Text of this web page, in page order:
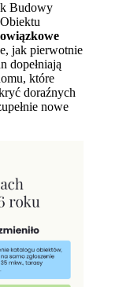
Budowy
jak pierwotnie
dopełniają
które
doraźnych
nowe